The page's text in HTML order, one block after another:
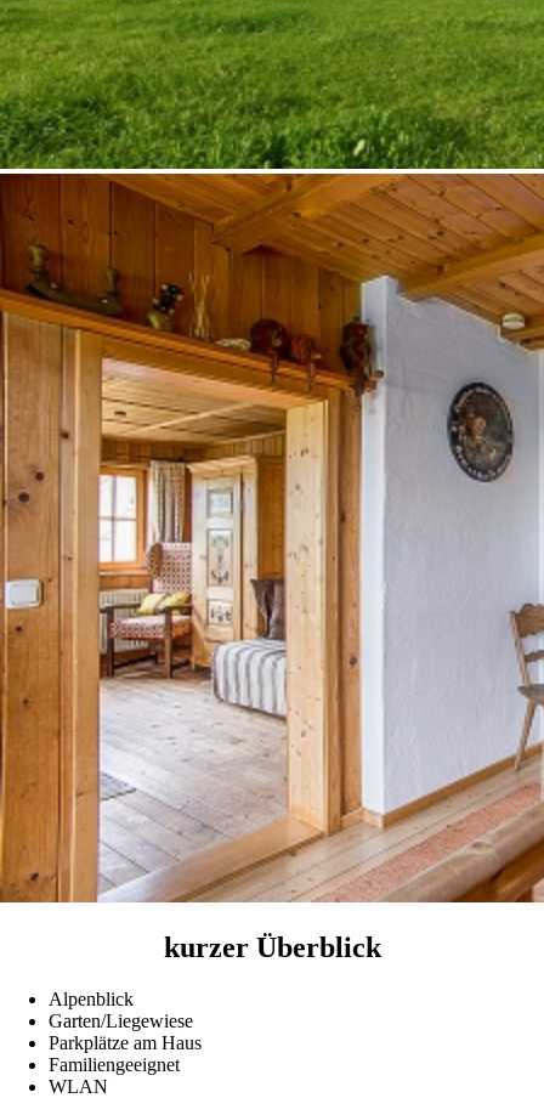
kurzer Überblick
Alpenblick
Garten/Liegewiese
Parkplätze am Haus
Familiengeeignet
WLAN